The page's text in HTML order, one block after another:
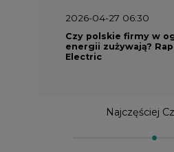
2026-04-27 06:30
Czy polskie firmy w
energii zużywają?
Electric
Najczęściej